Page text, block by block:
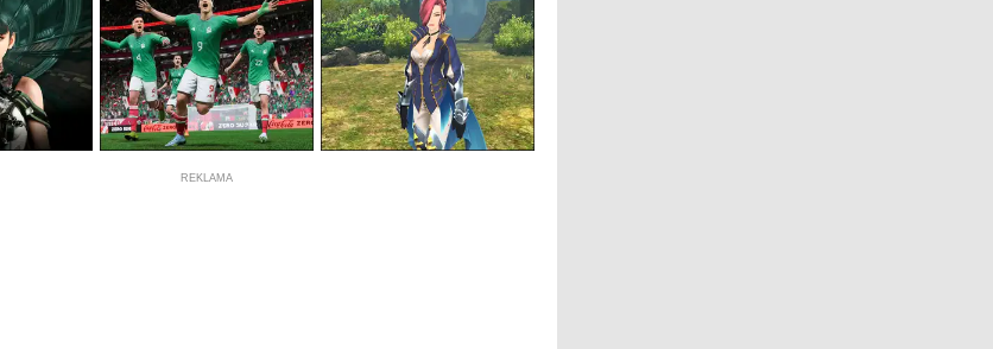
REKLAMA